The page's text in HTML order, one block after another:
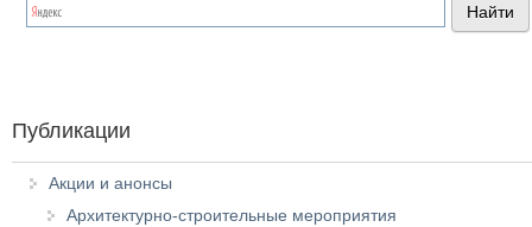
Публикации
Акции и анонсы
Архитектурно-строительные мероприятия